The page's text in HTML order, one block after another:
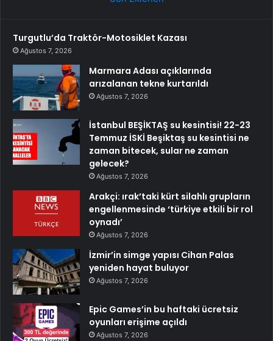
Turgutlu’da Traktör-Motosiklet Kazası
Ağustos 7, 2026
Marmara Adası açıklarında
arızalanan tekne kurtarıldı
Ağustos 7, 2026
İstanbul BEŞİKTAŞ su kesintisi! 22-23
Temmuz İSKİ Beşiktaş su kesintisi ne
zaman bitecek, sular ne zaman
gelecek?
Ağustos 7, 2026
Arakçi: ırak’taki kürt silahlı grupların
engellenmesinde ‘türkiye etkili bir rol
oynadı’
Ağustos 7, 2026
İzmir’in simge yapısı Cihan Palas
yeniden hayat buluyor
Ağustos 7, 2026
Epic Games’in bu haftaki ücretsiz
oyunları erişime açıldı
Ağustos 7, 2026